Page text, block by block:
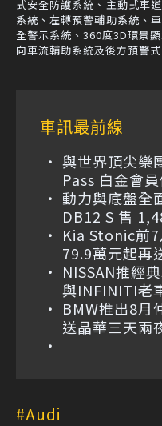
式安全防護系統、主動式車
系統、左轉預警輔助系統、
全警示系統、360度3D環景
向車流輔助系統及後方預警
車訊最前線
與世界頂尖樂
Pass 白金會
動力與底盤
DB12 S 售
Kia Stonic前
79.9萬元起再
NISSAN推經
與INFINITI老
BMW推出8
送晶華三天兩
Audi